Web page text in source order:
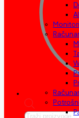
Products
Monitori